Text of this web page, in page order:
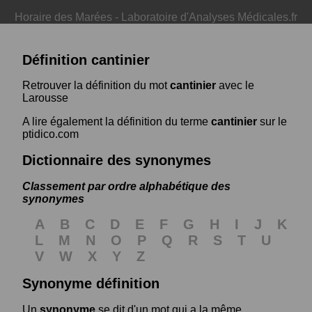
Horaire des Marées - Laboratoire d'Analyses Médicales.fr
Définition cantinier
Retrouver la définition du motcantinier avec le
Larousse
A lire également la définition du terme cantinier sur le
ptidico.com
Dictionnaire des synonymes
Classement par ordre alphabétique des
synonymes
A B C D E F G H I J
K
L
M N O P Q R S T
U
V
W X Y
Z
Synonyme définition
Un synonyme se dit d'un mot qui a la même